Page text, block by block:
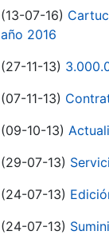
(13-07-16)
año 2016
(27-11-13)
(07-11-13)
(09-10-13)
(29-07-13)
(24-07-13)
(24-07-13)